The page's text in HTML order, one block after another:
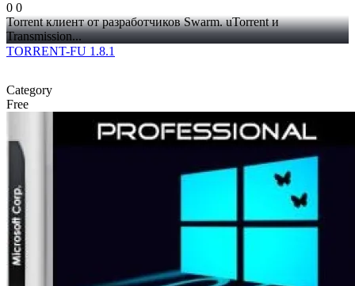
0 0
Torrent клиент от разработчиков Swarm. uTorrent и
Transmission...
TORRENT-FU 1.8.1
Category
Free